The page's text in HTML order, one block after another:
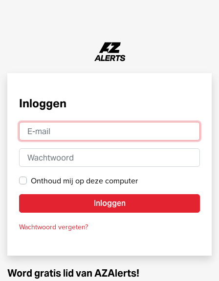
Inloggen
E-mail
Wachtwoord
Onthoud mij op deze computer
Inloggen
Wachtwoord vergeten?
Word gratis lid van AZAlerts!